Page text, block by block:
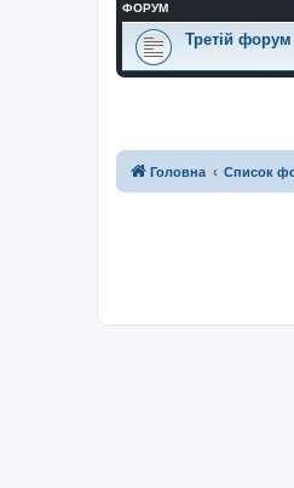
ФОРУМ
Третій форум
Головна Список